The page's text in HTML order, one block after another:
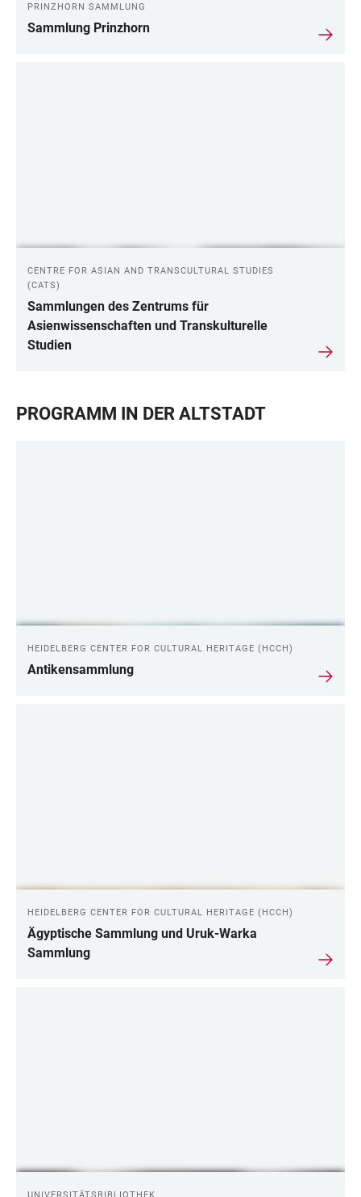
PRINZHORN SAMMLUNG
Sammlung Prinzhorn
CENTRE FOR ASIAN AND TRANSCULTURAL STUDIES
(CATS)
Sammlungen des Zentrums für
Asienwissenschaften und Transkulturelle
Studien
PROGRAMM IN DER ALTSTADT
HEIDELBERG CENTER FOR CULTURAL HERITAGE (HCCH)
Antikensammlung
HEIDELBERG CENTER FOR CULTURAL HERITAGE (HCCH)
Ägyptische Sammlung und Uruk-Warka
Sammlung